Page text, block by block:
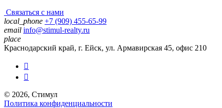
Связаться с нами
local_phone +7 (909) 455-65-99
email info@stimul-realty.ru
place
Краснодарский край, г. Ейск, ул. Армавирская 45, офис 210


© 2026, Стимул
Политика конфиденциальности